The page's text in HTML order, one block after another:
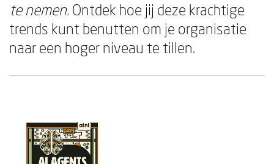
te nemen. Ontdek hoe jij deze krachtige
trends kunt benutten om je organisatie
naar een hoger niveau te tillen.